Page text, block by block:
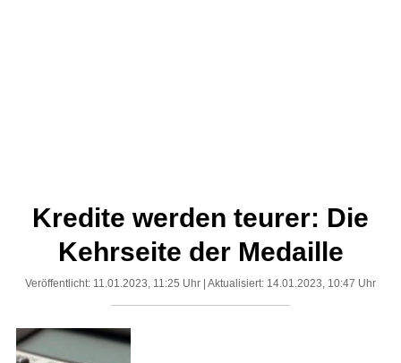
Kredite werden teurer: Die
Kehrseite der Medaille
Veröffentlicht: 11.01.2023, 11:25 Uhr | Aktualisiert: 14.01.2023, 10:47 Uhr